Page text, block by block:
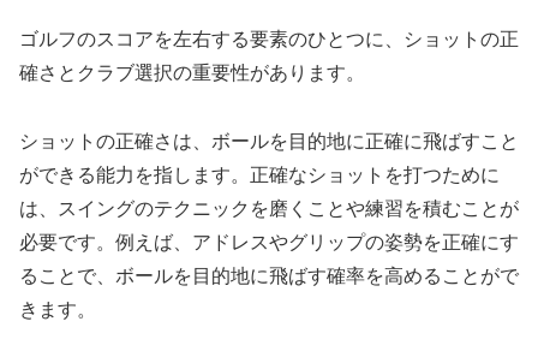
ゴルフのスコアを左右する要素のひとつに、ショットの正
確さとクラブ選択の重要性があります。
ショットの正確さは、ボールを目的地に正確に飛ばすこと
ができる能力を指します。正確なショットを打つために
は、スイングのテクニックを磨くことや練習を積むことが
必要です。例えば、アドレスやグリップの姿勢を正確にす
ることで、ボールを目的地に飛ばす確率を高めることがで
きます。